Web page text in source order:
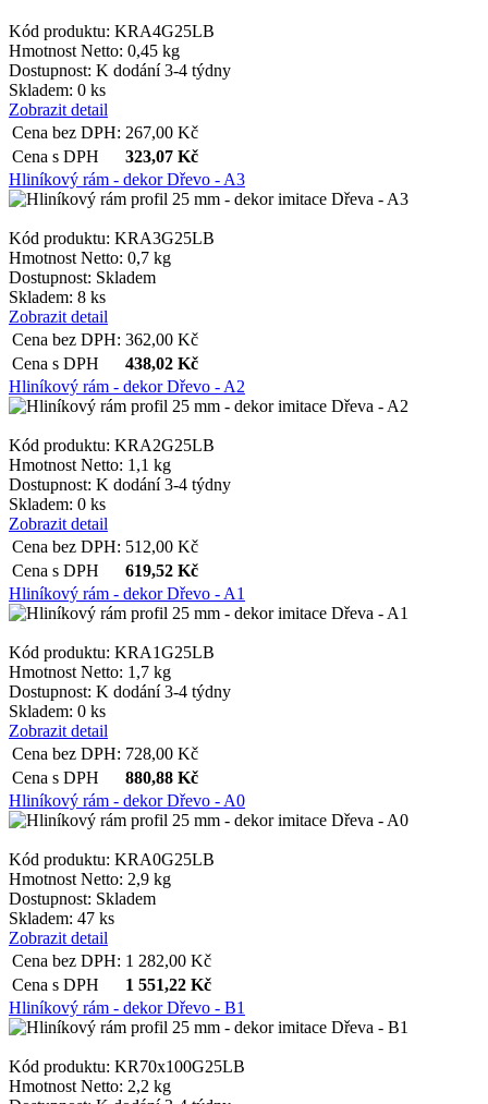
Kód produktu: KRA4G25LB
Hmotnost Netto: 0,45 kg
Dostupnost: K dodání 3-4 týdny
Skladem: 0 ks
Zobrazit detail
Cena bez DPH: 267,00 Kč
Cena s DPH
323,07 Kč
Hliníkový rám - dekor Dřevo - A3
Kód produktu: KRA3G25LB
Hmotnost Netto: 0,7 kg
Dostupnost: Skladem
Skladem: 8 ks
Zobrazit detail
Cena bez DPH: 362,00 Kč
Cena s DPH
438,02 Kč
Hliníkový rám - dekor Dřevo - A2
Kód produktu: KRA2G25LB
Hmotnost Netto: 1,1 kg
Dostupnost: K dodání 3-4 týdny
Skladem: 0 ks
Zobrazit detail
Cena bez DPH: 512,00 Kč
Cena s DPH
619,52 Kč
Hliníkový rám - dekor Dřevo - A1
Kód produktu: KRA1G25LB
Hmotnost Netto: 1,7 kg
Dostupnost: K dodání 3-4 týdny
Skladem: 0 ks
Zobrazit detail
Cena bez DPH: 728,00 Kč
Cena s DPH
880,88 Kč
Hliníkový rám - dekor Dřevo - A0
Kód produktu: KRA0G25LB
Hmotnost Netto: 2,9 kg
Dostupnost: Skladem
Skladem: 47 ks
Zobrazit detail
Cena bez DPH: 1 282,00 Kč
Cena s DPH
1 551,22 Kč
Hliníkový rám - dekor Dřevo - B1
Kód produktu: KR70x100G25LB
Hmotnost Netto: 2,2 kg